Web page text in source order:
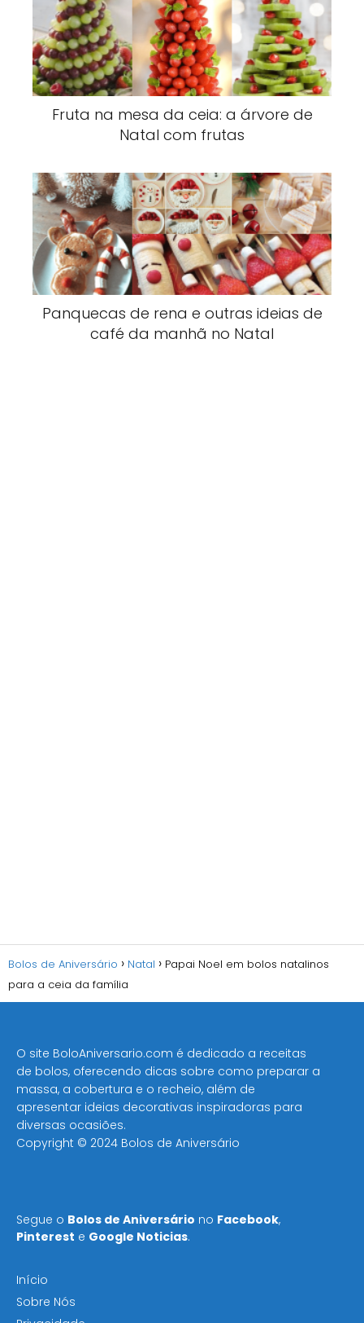
Fruta na mesa da ceia: a árvore de
Natal com frutas
Panquecas de rena e outras ideias de
café da manhã no Natal
Bolos de Aniversário Natal
Papai Noel em bolos natalinos
para a ceia da família
O site BoloAniversario.com é dedicado a receitas
de bolos, oferecendo dicas sobre como preparar a
massa, a cobertura e o recheio, além de
apresentar ideias decorativas inspiradoras para
diversas ocasiões​.
Copyright © 2024 Bolos de Aniversário
Segue o Bolos de Aniversário no Facebook,
Pinterest e Google Noticias.
Início
Sobre Nós